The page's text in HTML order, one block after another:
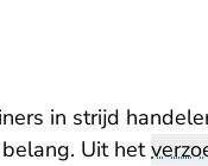
in strijd
Uit het